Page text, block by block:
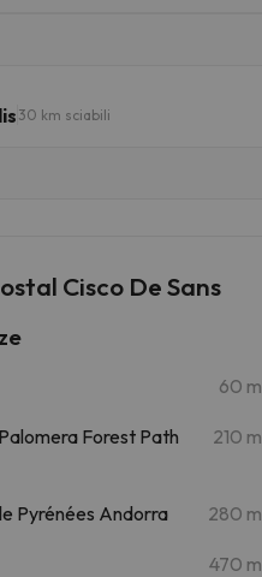
30 km sciabili
Cisco De Sans
60 m
Forest Path
210 m
Pyrénées Andorra 280 m
470 m